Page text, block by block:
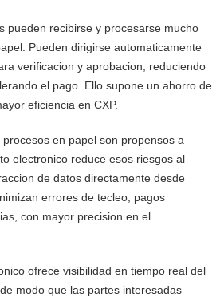
pueden recibirse y procesarse mucho
Pueden dirigirse automaticamente
verificacion y aprobacion, reduciendo
el pago. Ello supone un ahorro de
eficiencia en CXP.
en papel son propensos a
electronico reduce esos riesgos al
de datos directamente desde
errores de tecleo, pagos
con mayor precision en el
ofrece visibilidad en tiempo real del
modo que las partes interesadas